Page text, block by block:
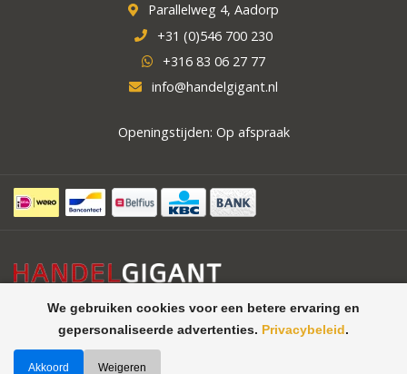
We gebruiken cookies voor een betere ervaring en
gepersonaliseerde advertenties. Privacybeleid.
Akkoord Weigeren
Parallelweg 4, Aadorp
+31 (0)546 700 230
+316 83 06 27 77
info@handelgigant.nl
Openingstijden: Op afspraak